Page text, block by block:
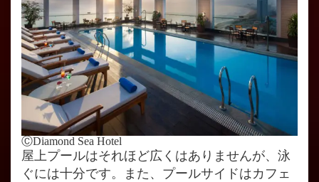
ⒸDiamond Sea Hotel
屋上プールはそれほど広くはありませんが、泳
ぐには十分です。また、プールサイドはカフェ